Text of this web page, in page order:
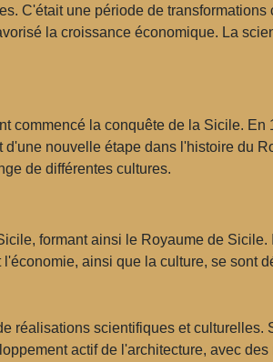
C'était une période de
la croissance économique. La
commencé la conquête de la Sicile.
nouvelle étape dans l'histoire du
de différentes cultures.
formant ainsi le Royaume de
ainsi que la culture, se sont
réalisations scientifiques et culturelles.
actif de l'architecture, avec